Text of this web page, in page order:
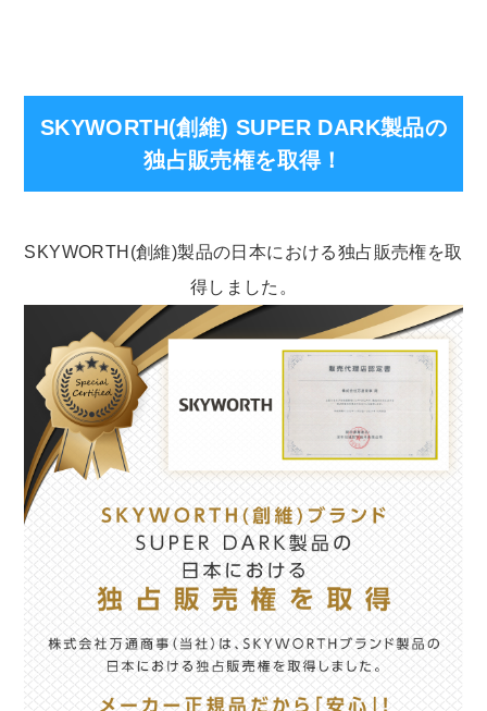
SKYWORTH(創維) SUPER DARK製品の
独占販売権を取得！
SKYWORTH(創維)製品の日本における独占販売権を取
得しました。